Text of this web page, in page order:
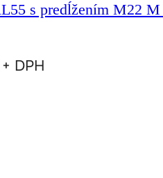
s predĺžením M22
+ DPH